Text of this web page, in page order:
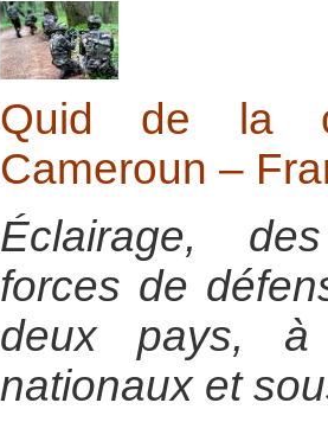
Quid de la
Cameroun –
Éclairage,
forces de
deux pays, à
nationaux et